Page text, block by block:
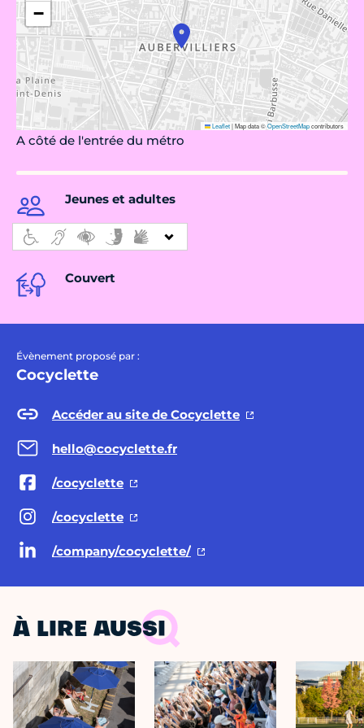
−
Leaflet|Map data ©OpenStreetMapcontributors
A côté de l'entrée du métro
Jeunes et adultes
Couvert
Évènement proposé par :
Cocyclette
Accéder au site de Cocyclette
hello@cocyclette.fr
/cocyclette
/cocyclette
/company/cocyclette/
À LIRE AUSSI